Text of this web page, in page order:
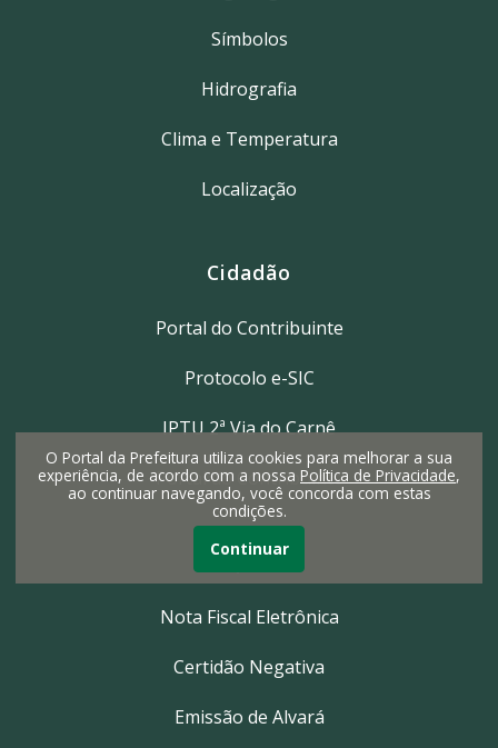
Símbolos
Hidrografia
Clima e Temperatura
Localização
Cidadão
Portal do Contribuinte
Protocolo e-SIC
IPTU 2ª Via do Carnê
Portal do Contribuinte
Empresa
Nota Fiscal Eletrônica
Certidão Negativa
Emissão de Alvará
O Portal da Prefeitura utiliza cookies para melhorar a sua
experiência, de acordo com a nossa Política de Privacidade,
ao continuar navegando, você concorda com estas
condições.
Continuar